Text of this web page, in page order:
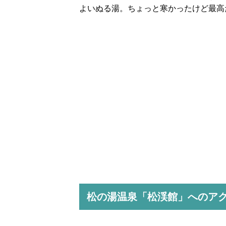
よいぬる湯。ちょっと寒かったけど最高
松の湯温泉「松渓館」へのア